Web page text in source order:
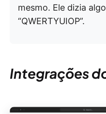
mesmo. Ele dizia
“QWERTYUIOP”.
Integrações